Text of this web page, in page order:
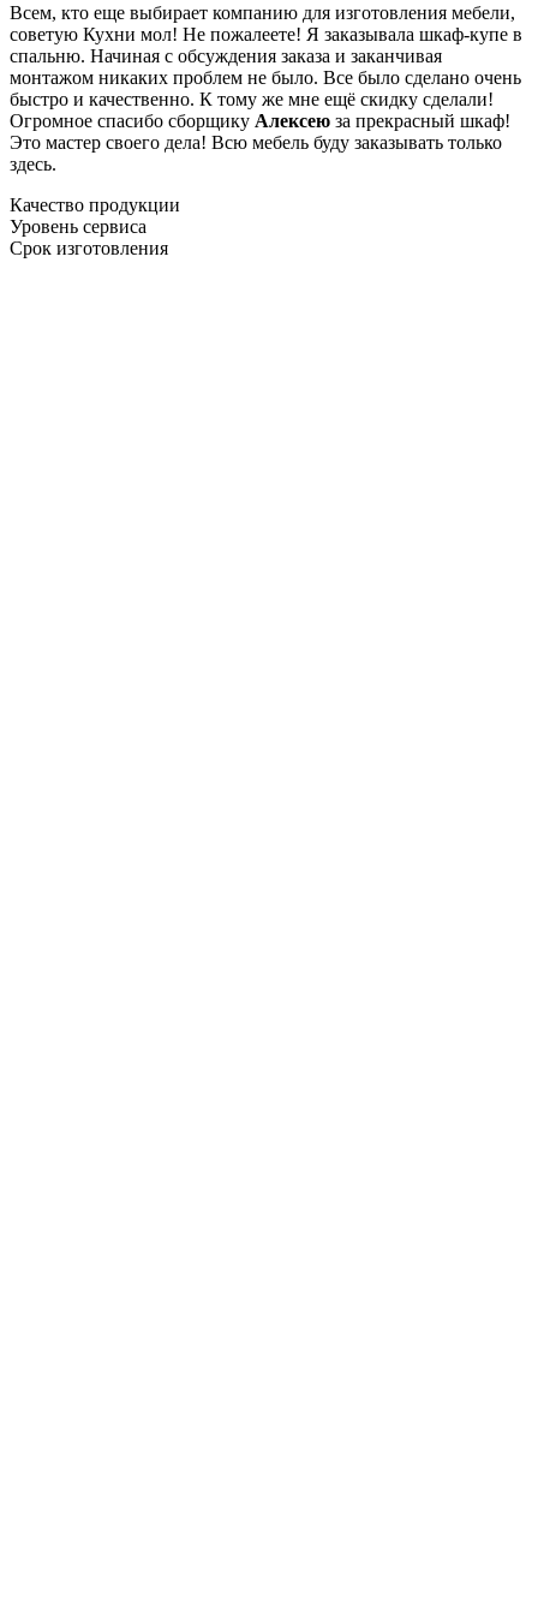
Всем, кто еще выбирает компанию для изготовления мебели,
советую Кухни мол! Не пожалеете! Я заказывала шкаф-купе в
спальню. Начиная с обсуждения заказа и заканчивая
монтажом никаких проблем не было. Все было сделано очень
быстро и качественно. К тому же мне ещё скидку сделали!
Огромное спасибо сборщику Алексею за прекрасный шкаф!
Это мастер своего дела! Всю мебель буду заказывать только
здесь.
Качество продукции
Уровень сервиса
Срок изготовления